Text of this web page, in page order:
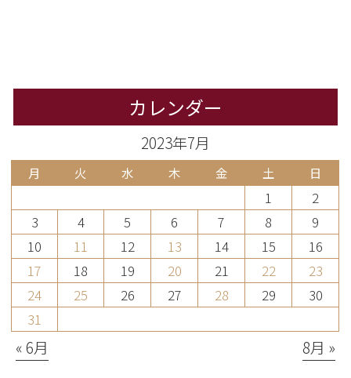
カレンダー
2023年7月
月 火 水 木 金 土 日
1
2
3
4 5 6 7 8
9
10
11 12 13 14 15
16
17
18 19 20 21 22
23
24
25 26 27 28 29
30
31
« 6月 8月 »